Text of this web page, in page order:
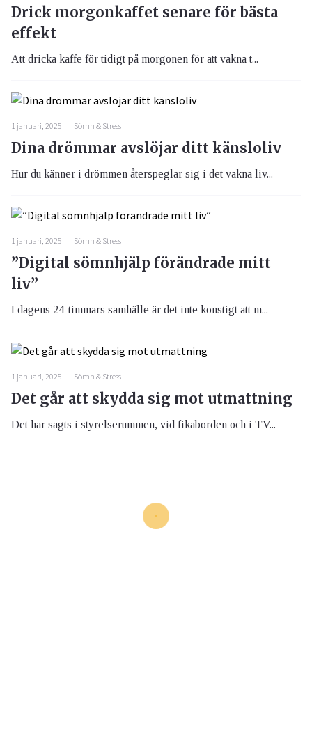
Drick morgonkaffet senare för bästa
effekt
Att dricka kaffe för tidigt på morgonen för att vakna t...
1 januari, 2025 Sömn & Stress
Dina drömmar avslöjar ditt känsloliv
Hur du känner i drömmen återspeglar sig i det vakna liv...
1 januari, 2025 Sömn & Stress
”Digital sömnhjälp förändrade mitt
liv”
I dagens 24-timmars samhälle är det inte konstigt att m...
1 januari, 2025 Sömn & Stress
Det går att skydda sig mot utmattning
Det har sagts i styrelserummen, vid fikaborden och i TV...